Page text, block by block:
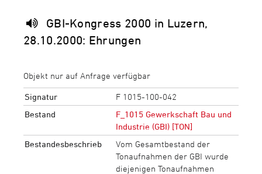
GBI-Kongress 2000 in Luzern,
28.10.2000: Ehrungen
Objekt nur auf Anfrage verfügbar
Signatur
F 1015-100-042
Bestand
F_1015 Gewerkschaft Bau und
Industrie (GBI) [TON]
Bestandesbeschrieb
Vom Gesamtbestand der
Tonaufnahmen der GBI wurde
diejenigen Tonaufnahmen